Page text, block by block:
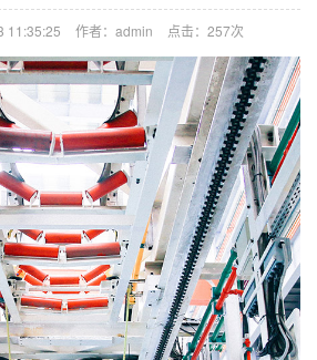
11:35:25 作者：admin 点击： 257次